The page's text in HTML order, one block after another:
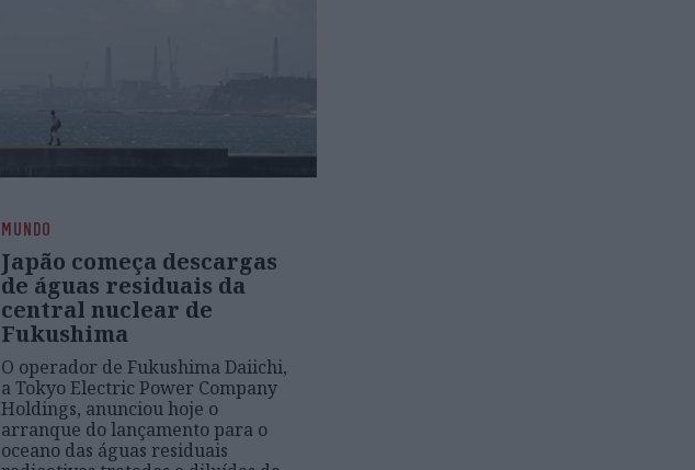
MUNDO
Japão começa descargas
de águas residuais da
central nuclear de
Fukushima
O operador de Fukushima Daiichi,
a Tokyo Electric Power Company
Holdings, anunciou hoje o
arranque do lançamento para o
oceano das águas residuais